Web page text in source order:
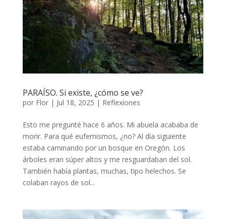
PARAÍSO. Si existe, ¿cómo se ve?
por Flor| Jul 18, 2025 | Reflexiones
Esto me pregunté hace 6 años. Mi abuela acababa de
morir. Para qué eufemismos, ¿no? Al día siguiente
estaba caminando por un bosque en Oregón. Los
árboles eran súper altos y me resguardaban del sol.
También había plantas, muchas, tipo helechos. Se
colaban rayos de sol...